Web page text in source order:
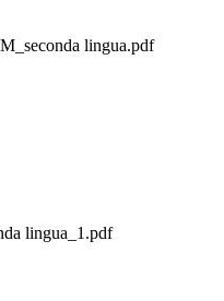
lingua.pdf
lingua_1.pdf